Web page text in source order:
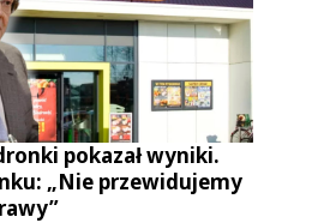
pokazał wyniki.
„Nie przewidujemy